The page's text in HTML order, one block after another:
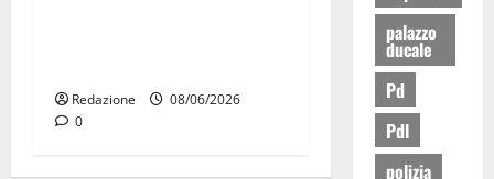
Redazione
08/06/2026
0
palazzo
ducale
Pd
Pdl
polizia